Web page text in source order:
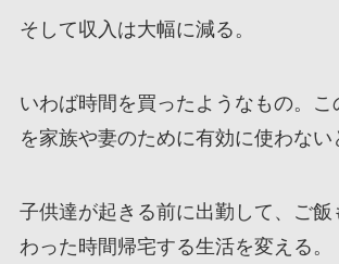
そして収入は大幅に減る。
いわば時間を買ったようなもの。こ
を家族や妻のために有効に使わない
子供達が起きる前に出勤して、ご飯
わった時間帰宅する生活を変える。